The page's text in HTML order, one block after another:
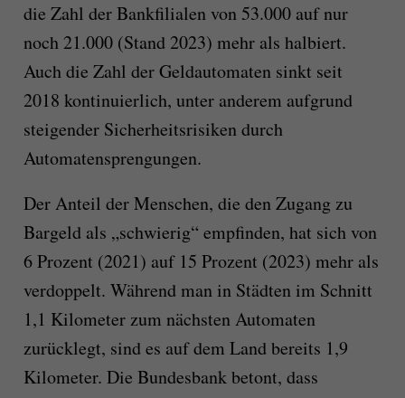
die Zahl der Bankfilialen von 53.000 auf nur
noch 21.000 (Stand 2023) mehr als halbiert.
Auch die Zahl der Geldautomaten sinkt seit
2018 kontinuierlich, unter anderem aufgrund
steigender Sicherheitsrisiken durch
Automatensprengungen.
Der Anteil der Menschen, die den Zugang zu
Bargeld als „schwierig“ empfinden, hat sich von
6 Prozent (2021) auf 15 Prozent (2023) mehr als
verdoppelt. Während man in Städten im Schnitt
1,1 Kilometer zum nächsten Automaten
zurücklegt, sind es auf dem Land bereits 1,9
Kilometer. Die Bundesbank betont, dass